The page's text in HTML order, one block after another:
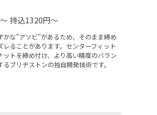
持込1320円〜
かな"アソビ"があるため、そのまま締め
ることがあります。センターフィット
トを締め付け、より高い精度のバラン
ブリヂストンの独自開発技術です。